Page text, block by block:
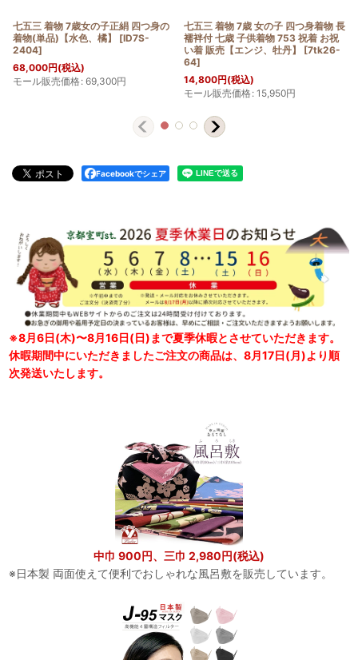
七五三 着物 7歳女の子正絹 四つ身の
着物(単品)【水色、橘】
[ID7S-
2404]
68,000円(税込)
モール販売価格: 69,300円
七五三 着物 7歳 女の子 四つ身着物 長
襦袢付 七歳 子供着物 753 祝着 お祝
い着 販売【エンジ、牡丹】
[7tk26-
64]
14,800円(税込)
モール販売価格: 15,950円
Facebookでシェア
※8月6日(木)〜8月16日(日)まで夏季休暇とさせていただきます。
休暇期間中にいただきましたご注文の商品は、8月17日(月)より順
次発送いたします。
中巾 900円、三巾 2,980円(税込)
※日本製 両面使えて便利でおしゃれな風呂敷を販売しています。